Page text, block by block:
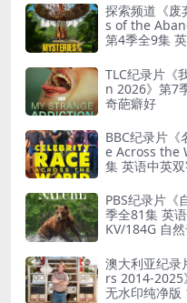
探索频道《
s of the
第4季全9集
TLC纪录片《
n 2026》第7
奇葩癖好
BBC纪录片
e Across the
集 英语中英
PBS纪录片
季全81集 英
KV/184G 自
澳大利亚纪
rs 2014-2025
无水印纯净版